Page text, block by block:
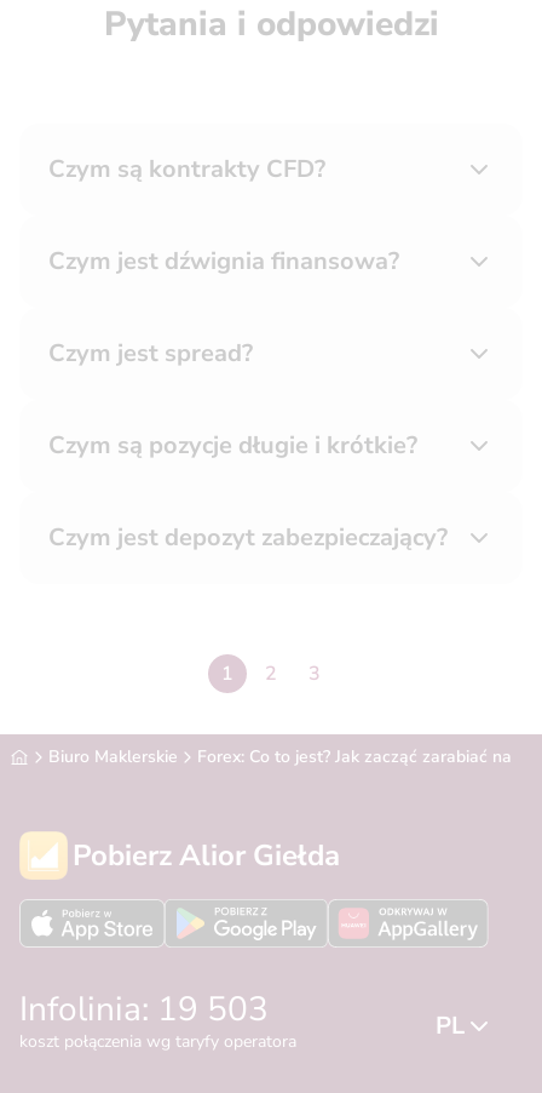
Pytania i odpowiedzi
Czym są kontrakty CFD?
Czym jest dźwignia finansowa?
Czym jest spread?
Czym są pozycje długie i krótkie?
Czym jest depozyt zabezpieczający?
strona
1 Następna strona
2 strona
3
Alior BankBiuro Maklerskie Forex: Co to jest? Jak zacząć zarabiać na
Pobierz Alior Giełda
Infolinia: 19 503
koszt połączenia wg taryfy operatora PL